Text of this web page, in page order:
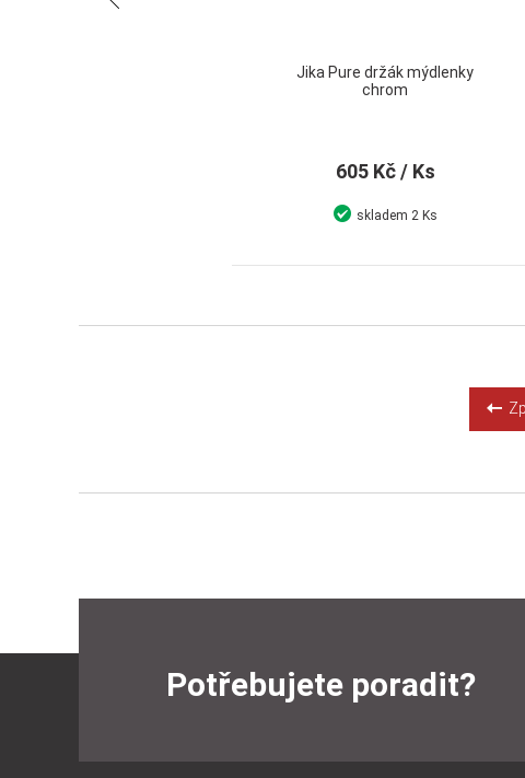
Jika Pure držák mýdlenky
chrom
605 Kč/ Ks
skladem 2 Ks
Potřebujete poradit?